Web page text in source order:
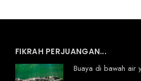
FIKRAH PERJUANGAN...
Buaya di bawah air